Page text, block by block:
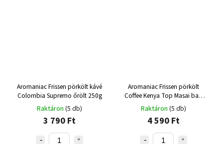
Aromaniac Frissen pörkölt kávé
Colombia Supremo őrölt 250g
Raktáron (5 db)
3 790 Ft
Aromaniac Frissen pörkölt
Coffee Kenya Top Masai bab
250g
Raktáron (5 db)
4 590 Ft